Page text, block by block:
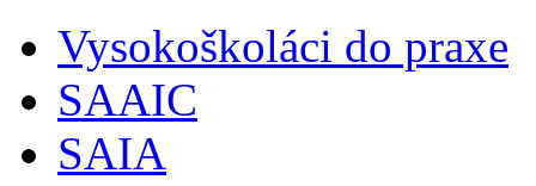
Vysokoškoláci do praxe
SAAIC
SAIA